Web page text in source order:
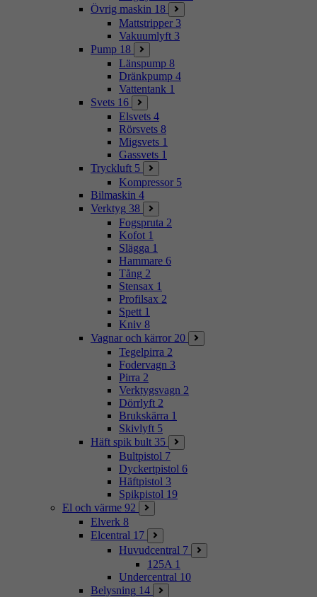
Övrig maskin 18
Mattstripper 3
Vakuumlyft 3
Pump 18
Länspump 8
Dränkpump 4
Vattentank 1
Svets 16
Elsvets 4
Rörsvets 8
Migsvets 1
Gassvets 1
Tryckluft 5
Kompressor 5
Bilmaskin 4
Verktyg 38
Fogspruta 2
Kofot 1
Slägga 1
Hammare 6
Tång 2
Stensax 1
Profilsax 2
Spett 1
Kniv 8
Vagnar och kärror 20
Tegelpirra 2
Fodervagn 3
Pirra 2
Verktygsvagn 2
Dörrlyft 2
Brukskärra 1
Skivlyft 5
Häft spik bult 35
Bultpistol 7
Dyckertpistol 6
Häftpistol 3
Spikpistol 19
El och värme 92
Elverk 8
Elcentral 17
Huvudcentral 7
125A 1
Undercentral 10
Belysning 14